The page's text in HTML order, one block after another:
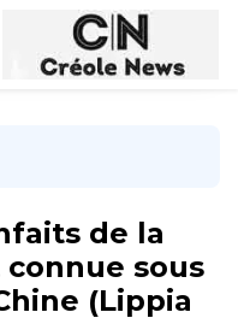
de la
sous
(Lippia